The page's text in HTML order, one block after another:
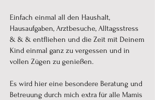
Einfach einmal all den Haushalt,
Hausaufgaben, Arztbesuche, Alltagsstress
& & & entfliehen und die Zeit mit Deinem
Kind einmal ganz zu vergessen und in
vollen Zügen zu genießen.
Es wird hier eine besondere Beratung und
Betreuung durch mich extra für alle Mamis